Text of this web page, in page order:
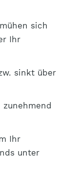
sich
Ihr
sinkt über
Ihr
unter